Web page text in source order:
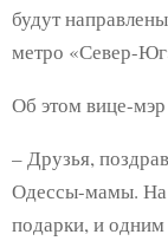
будут
метро «Север-
Об этом вице-
– Друзья,
Одессы-мамы. На
подарки, и